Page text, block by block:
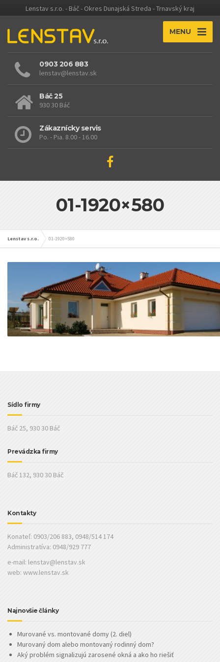
Lenstav s.r.o. - Báč - Okres Dunajská Streda - Trnavský kraj
MENU
0903 206 883
lenstav@lenstav.sk
Báč 25
930 30 Báč
Zákaznícky servis
Po. - Pia. 8.00 - 16.00
01-1920×580
Lenstav s.r.o. 01-1920×580
Sídlo firmy
Báč 25, 930 30 Báč
Prevádzka firmy
Báč 132, 930 30 Báč
Kontakty
Konateľ: 0903/206 883, 0948/514 174
Administratíva: 0948/929 777
e-mail: lenstav@lenstav.sk
web: www.lenstav.sk
Najnovšie články
Murované vs. montované domy (2. diel)
Murovaný dom alebo montovaný rodinný dom?
Aký problém signalizujú zarosené okná a ako ho riešiť